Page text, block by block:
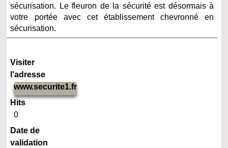
sécurisation. Le fleuron de la sécurité est désormais à
votre portée avec cet établissement chevronné en
sécurisation.
Visiter
l'adresse
www.securite1.fr
Hits
0
Date de
validation